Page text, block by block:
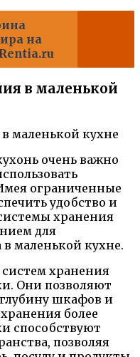
на
в маленькой
очень важно
ограниченные
удобство и
хранения
для
маленькой кухне.
хранения
Они позволяют
шкафов и
более
способствуют
позволяя